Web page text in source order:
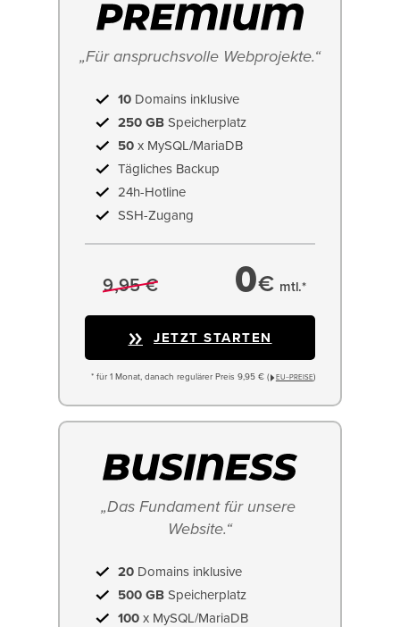
„Für anspruchsvolle Webprojekte.“
10 Domains inklusive
250 GB Speicherplatz
50 x MySQL/MariaDB
Tägliches Backup
24h-Hotline
SSH-Zugang
9,95 € 0€ mtl.*
JETZT STARTEN
* für 1 Monat, danach regulärer Preis 9,95 € ( EU−PREISE)
„Das Fundament für unsere
Website.“
20 Domains inklusive
500 GB Speicherplatz
100 x MySQL/MariaDB